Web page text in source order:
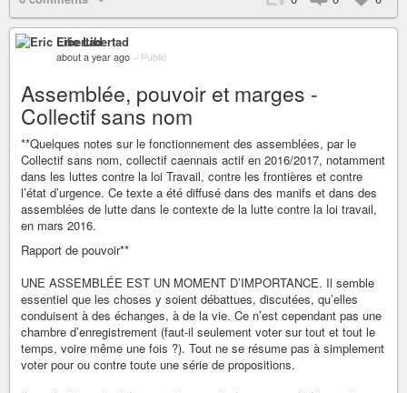
Eric Libertad
about a year ago – Public
Assemblée, pouvoir et marges -
Collectif sans nom
**Quelques notes sur le fonctionnement des assemblées, par le
Collectif sans nom, collectif caennais actif en 2016/2017, notamment
dans les luttes contre la loi Travail, contre les frontières et contre
l’état d’urgence. Ce texte a été diffusé dans des manifs et dans des
assemblées de lutte dans le contexte de la lutte contre la loi travail,
en mars 2016.
Rapport de pouvoir**
UNE ASSEMBLÉE EST UN MOMENT D’IMPORTANCE. Il semble
essentiel que les choses y soient débattues, discutées, qu’elles
conduisent à des échanges, à de la vie. Ce n’est cependant pas une
chambre d’enregistrement (faut-il seulement voter sur tout et tout le
temps, voire même une fois ?). Tout ne se résume pas à simplement
voter pour ou contre toute une série de propositions.